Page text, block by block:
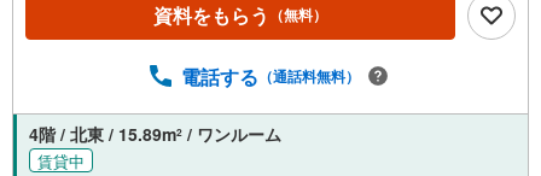
資料をもらう （無料）
電話する （通話料無料）
4階 / 北東 / 15.89m2 / ワンルーム
賃貸中